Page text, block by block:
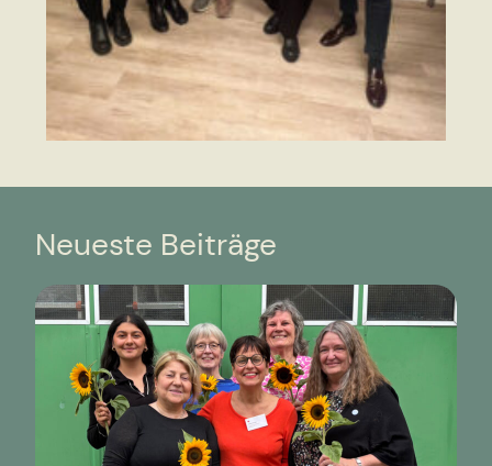
Neueste Beiträge